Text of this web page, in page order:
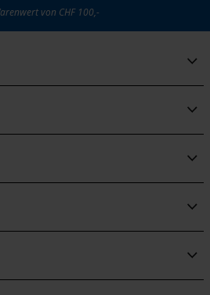
von CHF 100,-